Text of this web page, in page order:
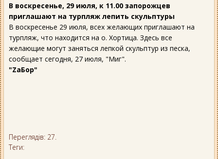
В воскресенье, 29 июля, к 11.00 запорожцев
приглашают на турпляж лепить скульптуры
В воскресенье 29 июля, всех желающих приглашают на
турпляж, что находится на о. Хортица. Здесь все
желающие могут заняться лепкой скульптур из песка,
сообщает сегодня, 27 июля, "Миг".
"ZaБор"
Переглядів: 27.
Теги: